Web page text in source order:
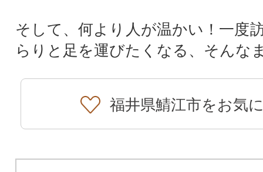
そして、何より人が温かい！一度
らりと足を運びたくなる、そんな
福井県鯖江市をお気